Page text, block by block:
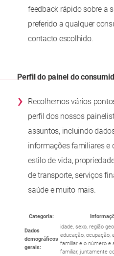
feedback rápido sobre a
preferido a qualquer
contacto escolhido.
Perfil do painel do
›
Recolhemos vários
perfil dos nossos
assuntos, incluindo
informações familiares e
estilo de vida,
de transporte, serviços
saúde e muito mais.
Categoria:
Dados
demográficos
gerais:
idade, sexo, região
educação, ocupação,
familiar e o número e
familiar, juntamente